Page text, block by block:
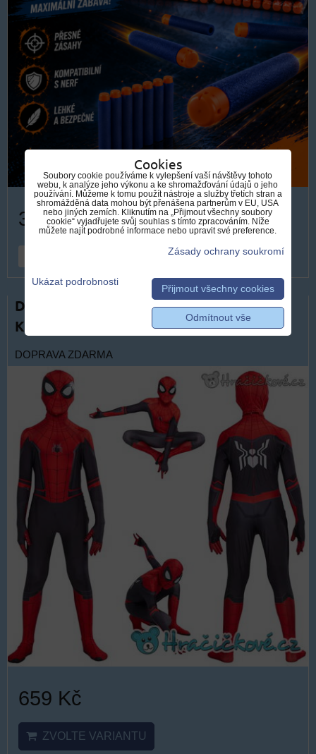
319 Kč
Dětský kostým Spiderman s maskou |
Karnevalový kostým Spider-Man
DOPRAVA ZDARMA
659 Kč
ZVOLTE VARIANTU
Cookies
Soubory cookie používáme k vylepšení vaší návštěvy tohoto
webu, k analýze jeho výkonu a ke shromažďování údajů o jeho
používání. Můžeme k tomu použít nástroje a služby třetích stran a
shromážděná data mohou být přenášena partnerům v EU, USA
nebo jiných zemích. Kliknutím na „Přijmout všechny soubory
cookie“ vyjadřujete svůj souhlas s tímto zpracováním. Níže
můžete najít podrobné informace nebo upravit své preference.
Zásady ochrany soukromí
Ukázat podrobnosti
Přijmout všechny cookies
Odmítnout vše